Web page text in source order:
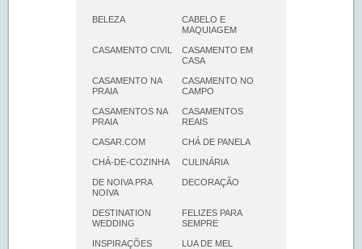
BELEZA
CABELO E
MAQUIAGEM
CASAMENTO CIVIL
CASAMENTO EM
CASA
CASAMENTO NA
PRAIA
CASAMENTO NO
CAMPO
CASAMENTOS NA
PRAIA
CASAMENTOS
REAIS
CASAR.COM CHÁ DE PANELA
CHÁ-DE-COZINHA CULINÁRIA
DE NOIVA PRA
NOIVA
DECORAÇÃO
DESTINATION
WEDDING
FELIZES PARA
SEMPRE
INSPIRAÇÕES LUA DE MEL